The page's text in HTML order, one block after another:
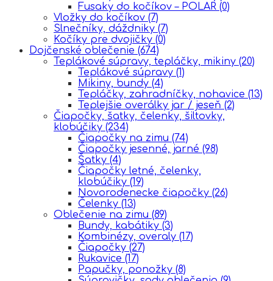
Fusaky do kočíkov – POLAR (0)
Vložky do kočíkov (7)
Slnečníky, dáždniky (7)
Kočíky pre dvojičky (0)
Dojčenské oblečenie (674)
Teplákové súpravy, tepláčky, mikiny (20)
Teplákové súpravy (1)
Mikiny, bundy (4)
Tepláčky, zahradníčky, nohavice (13)
Teplejšie overálky jar / jeseň (2)
Čiapočky, šatky, čelenky, šiltovky,
klobúčiky (234)
Čiapočky na zimu (74)
Čiapočky jesenné, jarné (98)
Šatky (4)
Čiapočky letné, čelenky,
klobúčiky (19)
Novorodenecke čiapočky (26)
Čelenky (13)
Oblečenie na zimu (89)
Bundy, kabátiky (3)
Kombinézy, overaly (17)
Čiapočky (27)
Rukavice (17)
Papučky, ponožky (8)